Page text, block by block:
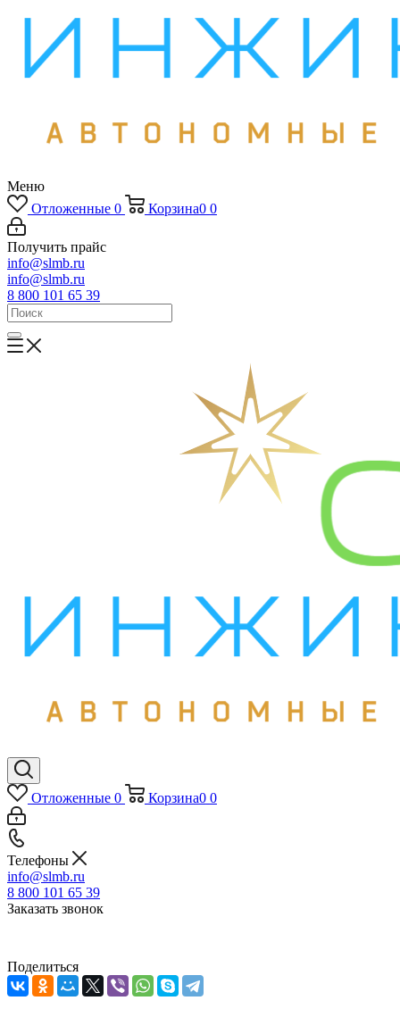
Меню
Отложенные 0 Корзина0 0
Получить прайс
info@slmb.ru
info@slmb.ru
8 800 101 65 39
Отложенные 0 Корзина0 0
Телефоны
info@slmb.ru
8 800 101 65 39
Заказать звонок
Поделиться